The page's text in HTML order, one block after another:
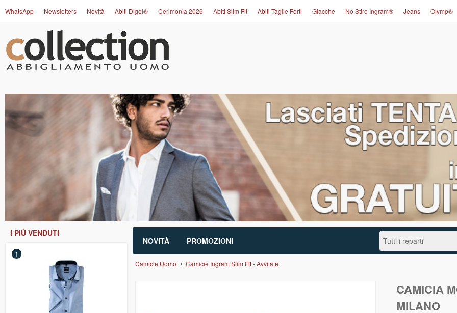
WhatsApp Newsletters Novità Abiti Digel® Cerimonia 2026 Abiti Slim Fit Abiti Taglie Forti Giacche No Stiro Ingram® Jeans Olymp®
NOVITÀ PROMOZIONI
I PIÙ VENDUTI
1
Camicie Uomo Camicie Ingram Slim Fit - Avvitate
CAMICIA
MILANO